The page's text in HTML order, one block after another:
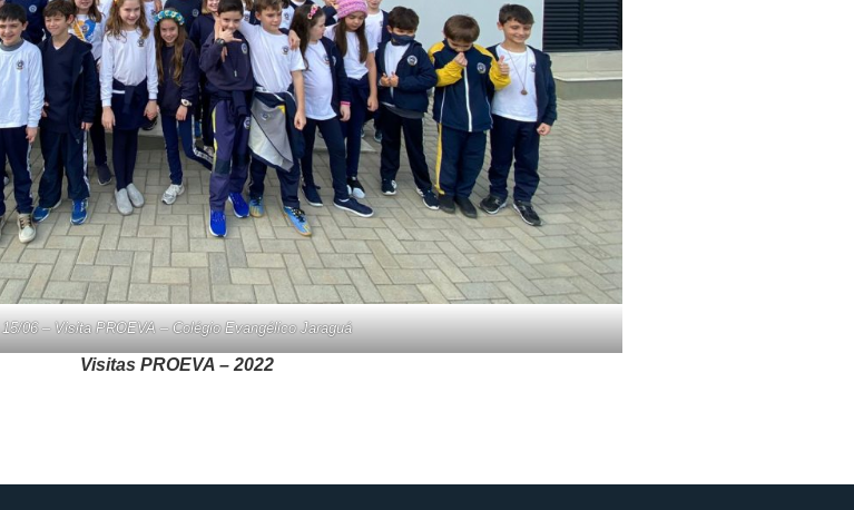
15/06 – Visita PROEVA – Colégio Evangélico Jaraguá
Visitas PROEVA – 2022